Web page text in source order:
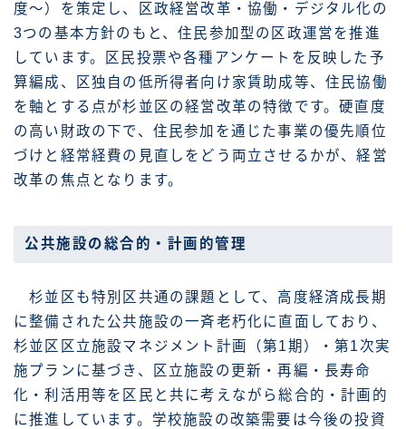
度〜）を策定し、区政経営改革・協働・デジタル化の
3つの基本方針のもと、住民参加型の区政運営を推進
しています。区民投票や各種アンケートを反映した予
算編成、区独自の低所得者向け家賃助成等、住民協働
を軸とする点が杉並区の経営改革の特徴です。硬直度
の高い財政の下で、住民参加を通じた事業の優先順位
づけと経常経費の見直しをどう両立させるかが、経営
改革の焦点となります。
公共施設の総合的・計画的管理
杉並区も特別区共通の課題として、高度経済成長期
に整備された公共施設の一斉老朽化に直面しており、
杉並区区立施設マネジメント計画（第1期）・第1次実
施プランに基づき、区立施設の更新・再編・長寿命
化・利活用等を区民と共に考えながら総合的・計画的
に推進しています。学校施設の改築需要は今後の投資